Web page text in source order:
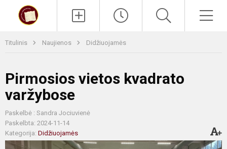
Titulinis Naujienos Didžiuojamės
Pirmosios vietos kvadrato
varžybose
Paskelbė : Sandra Jociuvienė
Paskelbta: 2024-11-14
Kategorija: Didžiuojamės